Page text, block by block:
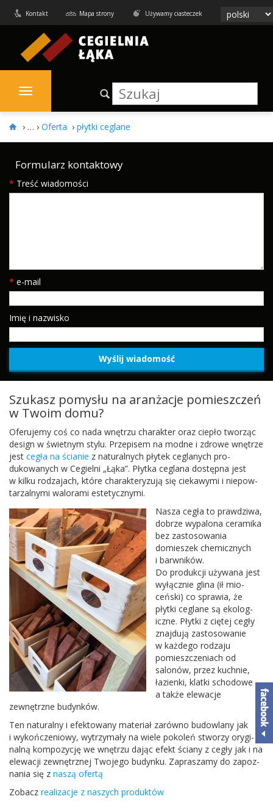
Używamy ciasteczek
Mapa strony
Kontakt
› Oferta › płytki ceglane
Formularz kontaktowy
* Treść wiadomości
* e-mail
Imię i nazwisko
Szukasz pomysłu na aranżacje pomieszczeń
w Twoim domu?
Ofer­u­jemy coś co nada wnętrzu charak­ter oraz ciepło tworząc
design w świet­nym stylu. Przepisem na modne i zdrowe wnętrze
jest cegła na ścianie z nat­u­ral­nych płytek ceglanych pro­
dukowanych w Cegielni „Łąka”. Płytka ceglana dostępna jest
w kilku rodza­jach, które charak­teryzują się ciekawymi i niepow­
tarzal­nymi walo­rami estetycznymi.
Nasza cegła to prawdziwa,
dobrze wypalona ceramika
bez zas­tosowa­nia
domieszek chemicznych
i bar­wników.
Do pro­dukcji uży­wana jest
wyłącznie glina (ił mio­
ceński) co sprawia, że
płytki ceglane są eko­log­
iczne. Płytki z ciętej cegły
zna­j­dują zas­tosowanie
w każdego rodzaju
pomieszczeni­ach od
salonów, przez kuch­nie,
łazienki, klatki schodowe
a także elewacje
zewnętrzne budynków.
Ten nat­u­ralny i efek­towany mate­riał zarówno budowlany jak
i wykończeniowy, wytrzy­mały na wiele pokoleń stworzy ory­gi­
nalną kom­pozy­cję we wnętrzu dając efekt ściany z cegły jak i na
elewacji zewnętrznej Two­jego budynku. Zapraszamy do zapoz­
na­nia się z naszą ofertą
Zobacz real­iza­cje z naszych produktów